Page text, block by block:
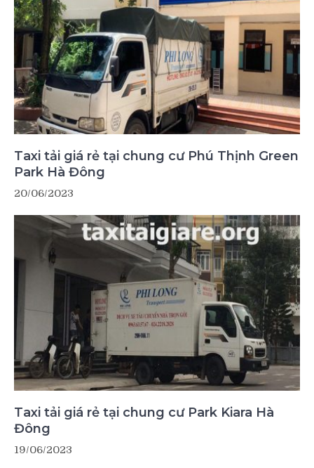
Taxi tải giá rẻ tại chung cư Phú Thịnh Green
Park Hà Đông
20/06/2023
Taxi tải giá rẻ tại chung cư Park Kiara Hà
Đông
19/06/2023